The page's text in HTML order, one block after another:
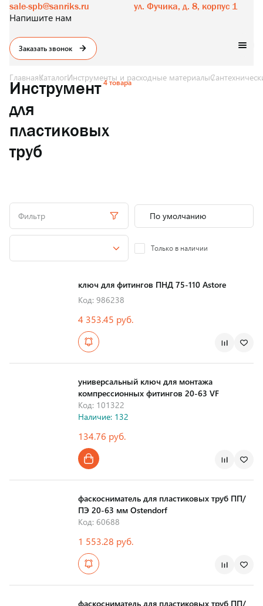
sale-spb@sanriks.ru
Напишите нам
ул. Фучика, д. 8, корпус 1
Заказать звонок
ГлавнаяКаталогИнструменты и расходные материалы
Инструмент
для
пластиковых
труб
4 товара
Фильтр
Только в наличии
ключ для фитингов ПНД 75-110 Astore
Код: 986238
4 353.45 руб.
универсальный ключ для монтажа
компрессионных фитингов 20-63 VF
Код: 101322
Наличие: 132
134.76 руб.
фаскосниматель для пластиковых труб ПП/
ПЭ 20-63 мм Ostendorf
Код: 60688
1 553.28 руб.
фаскосниматель для пластиковых труб ПП/